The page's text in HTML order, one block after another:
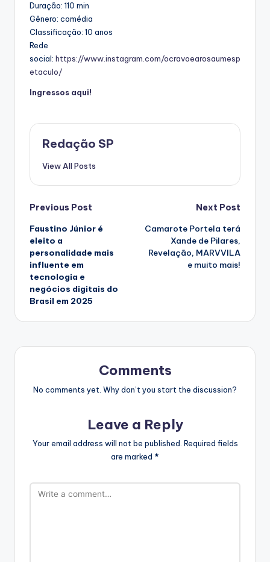
Duração: 110 min
Gênero: comédia
Classificação: 10 anos
Rede
social: https://www.instagram.com/ocravoearosaumesp
etaculo/
Ingressos aqui!
Redação SP
View All Posts
Post
navigation
Previous Post
Faustino Júnior é
eleito a
personalidade mais
influente em
tecnologia e
negócios digitais do
Brasil em 2025
Next Post
Camarote Portela terá
Xande de Pilares,
Revelação, MARVVILA
e muito mais!
Comments
No comments yet. Why don’t you start the discussion?
Leave a Reply
Your email address will not be published. Required fields
are marked *